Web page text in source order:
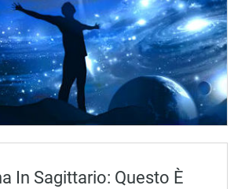
In Sagittario: Questo È